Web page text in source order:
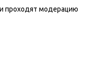
проходят модерацию